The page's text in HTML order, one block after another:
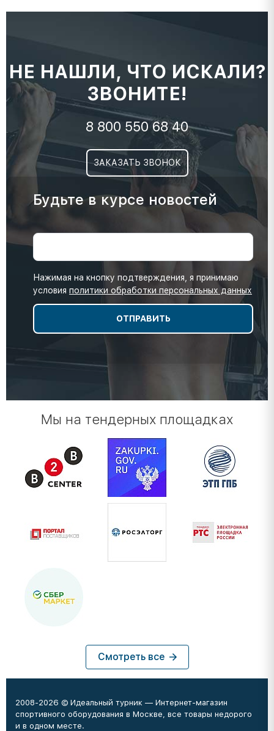
НЕ НАШЛИ, ЧТО ИСКАЛИ?
ЗВОНИТЕ!
8 800 550 68 40
ЗАКАЗАТЬ ЗВОНОК
Будьте в курсе новостей
Нажимая на кнопку подтверждения, я принимаю
условия политики обработки персональных данных
Мы на тендерных площадках
Смотреть все
2008-2026 © Идеальный турник — Интернет-магазин
спортивного оборудования в Москве, все товары недорого
и в одном месте.